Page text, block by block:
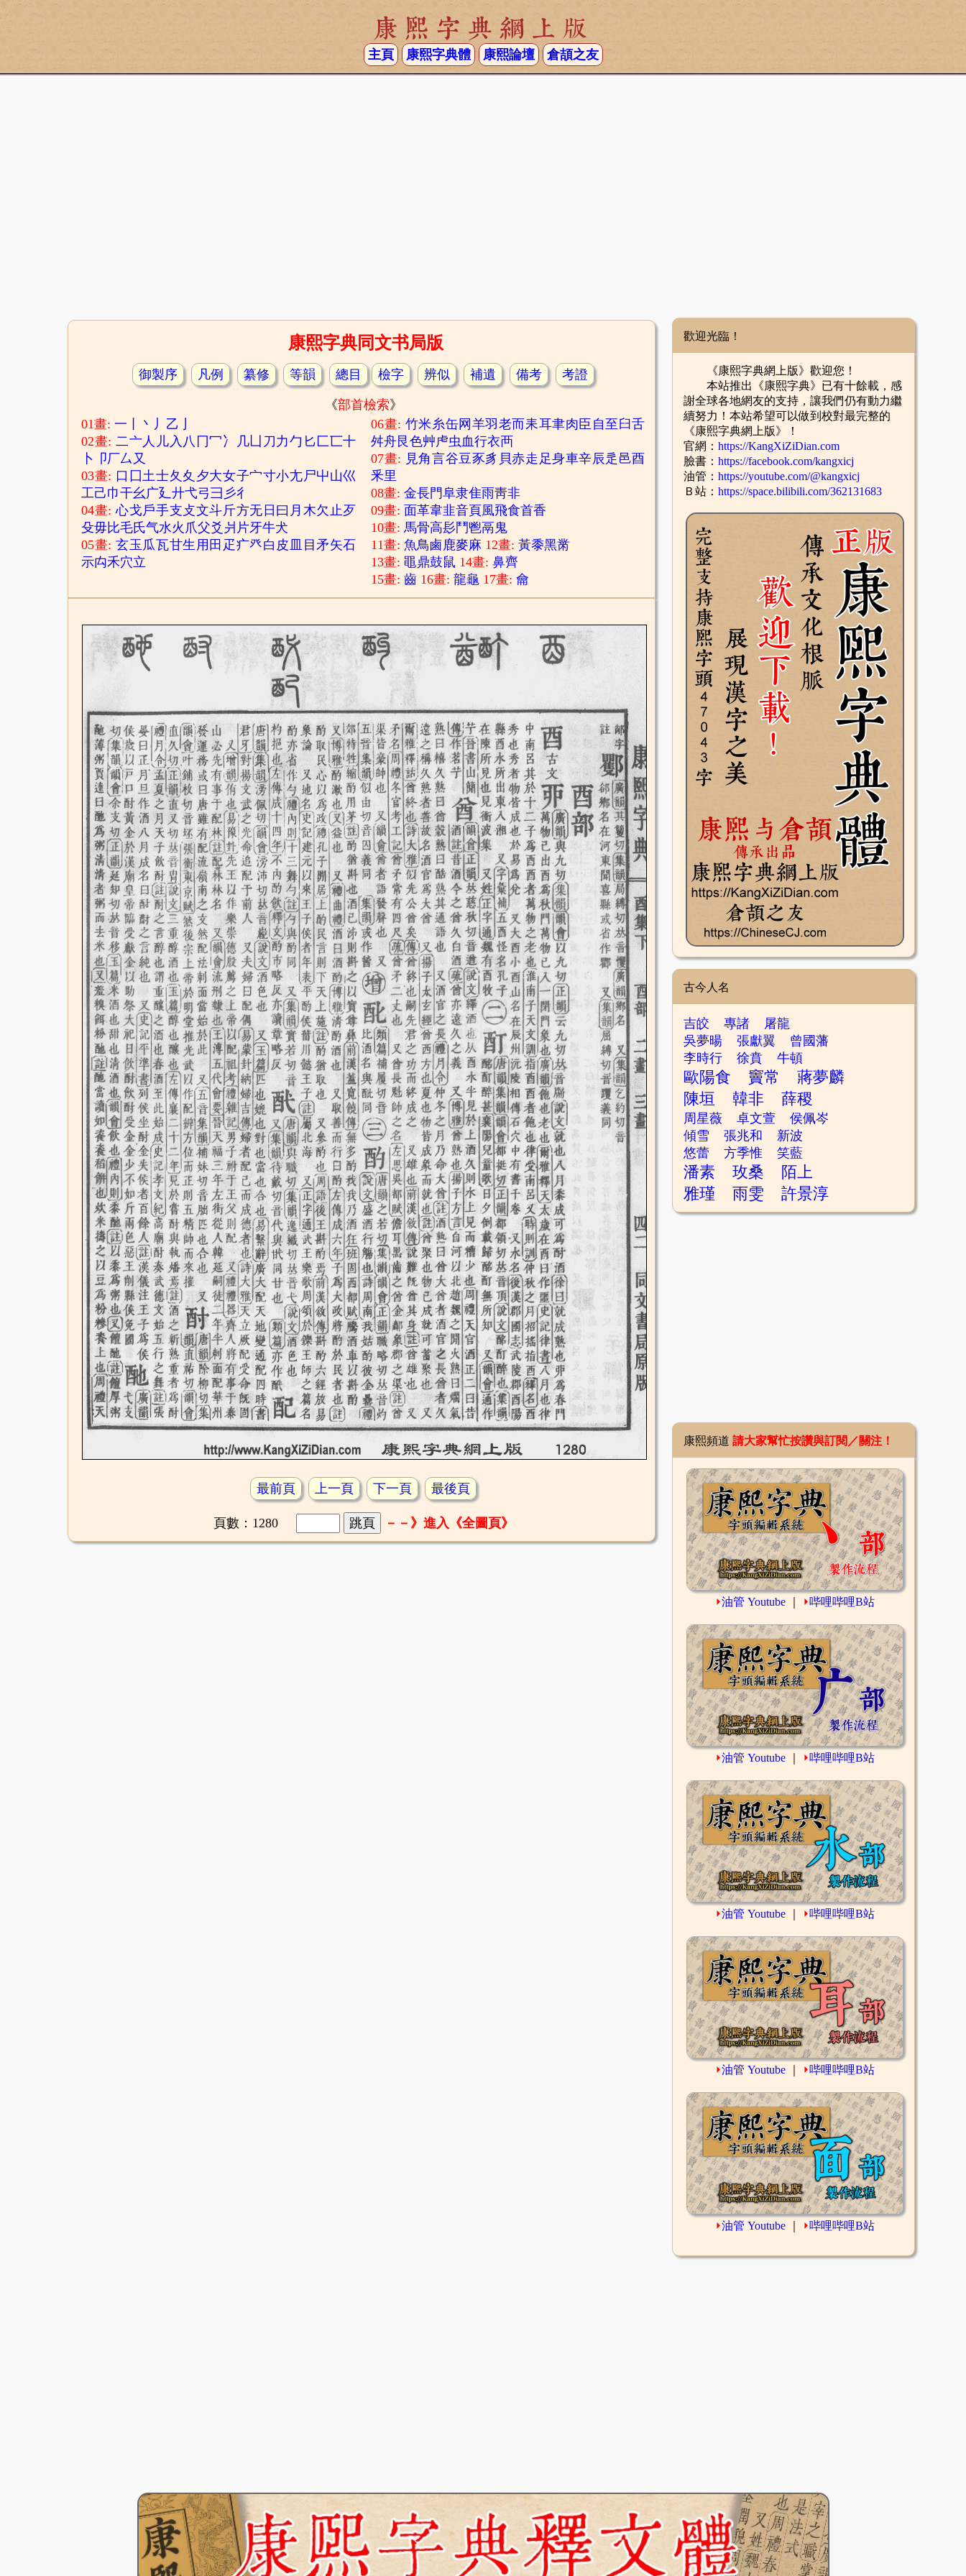
康熙字典網上版
主頁 康熙字典體 康熙論壇 倉頡之友
康熙字典同文书局版
御製序 凡例 纂修 等韻 總目 檢字 辨似 補遺 備考 考證
《部首檢索》
01畫:一 丶 丿 乙
02畫:二亠人 儿入 八 冂冖 冫 几凵 刀 力勹 匕 匚匸十
卜
卩厂厶 又
03畫: 口 囗土士夂 夊 夕大女子宀寸小尢尸屮山巛
工己巾干幺 广廴廾弋弓彐 彡彳
04畫:心戈戶手支 攴文斗斤方无 日 曰 月 木欠止歹
殳毋比毛氏气水火 爪父爻 爿 片牙牛犬
05畫:玄玉 瓜瓦甘生 用 田 疋疒癶白 皮 目矛矢石
示禸禾穴立
06畫: 竹米 糸缶网 羊羽老而耒耳聿肉臣 自 至 臼舌
舛舟艮色艸虍虫血行衣襾
07畫: 見角言谷豆豕豸 貝赤走 足身車辛辰辵 邑酉
釆里
08畫:金長門阜隶隹雨靑非
09畫: 面革韋韭音頁風飛食首香
10畫:馬骨高髟 鬥鬯鬲 鬼
11畫:魚鳥鹵鹿麥麻 12畫:黃黍黑黹
13畫:黽鼎鼓鼠 14畫:鼻齊
15畫:齒 16畫:龍龜 17畫:龠
最前頁 上一頁 下一頁 最後頁
頁數：1280 －－》進入《全圖頁》
歡迎光臨！
《康熙字典網上版》歡迎您！
本站推出《康熙字典》已有十餘載，感
謝全球各地網友的支持，讓我們仍有動力繼
續努力！本站希望可以做到校對最完整的
《康熙字典網上版》！
官網： https://KangXiZiDian.com
臉書： https://facebook.com/kangxicj
油管： https://youtube.com/@kangxicj
Ｂ站： https://space.bilibili.com/362131683
古今人名
吉皎 專諸
屠龍
吳夢暘
張獻翼
曾國藩
李時行
徐賁 牛頓
歐陽食 竇常
蔣夢麟
陳垣
韓非 薛稷
周星薇 卓文萱
侯佩岑
傾雪
張兆和
新波
悠蕾
方季惟 笑藍
潘素 玫桑
陌上
雅瑾
雨雯 許景淳
康熙頻道 請大家幫忙按讚與訂閱／關注！
⏵油管 Youtube ⏵哔哩哔哩B站
⏵油管 Youtube ⏵哔哩哔哩B站
⏵油管 Youtube ⏵哔哩哔哩B站
⏵油管 Youtube ⏵哔哩哔哩B站
⏵油管 Youtube ⏵哔哩哔哩B站